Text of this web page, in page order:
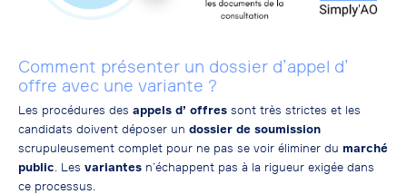
Comment présenter un dossier d’appel d’
offre avec une variante ?
Les procédures des appels d’ offres sont très strictes et les
candidats doivent déposer un dossier de soumission
scrupuleusement complet pour ne pas se voir éliminer du marché
public. Les variantes n’échappent pas à la rigueur exigée dans
ce processus.